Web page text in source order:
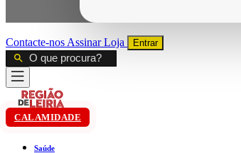
Contacte-nos AssinarLoja Entrar
CALAMIDADE
Saúde